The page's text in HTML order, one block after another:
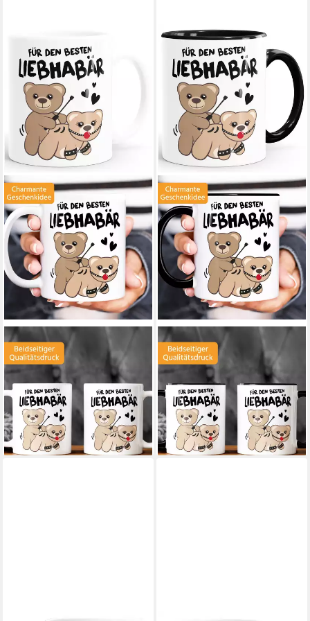
MOONWORKS
Tasse Kaffee-Tasse Liebe
lustig Bär Geschenk Partner
Mann Liebhaber, Keramik
13,90 €
lieferbar - in 5-6 Werktagen bei dir
MOONWORKS
Tasse Kaffee-Tasse Liebe
lustig Bär Geschenk Partner
Mann Liebhaber, Keramik
14,90 €
lieferbar - in 5-6 Werktagen bei dir